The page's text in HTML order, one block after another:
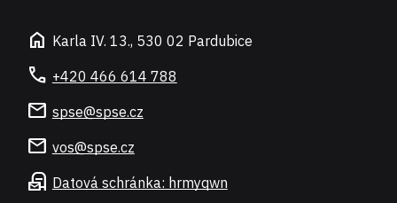
home Karla IV. 13., 530 02 Pardubice
call +420 466 614 788
mail spse@spse.cz
mail vos@spse.cz
local_post_office Datová schránka: hrmyqwn